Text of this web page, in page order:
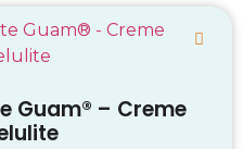
Guam® – Creme